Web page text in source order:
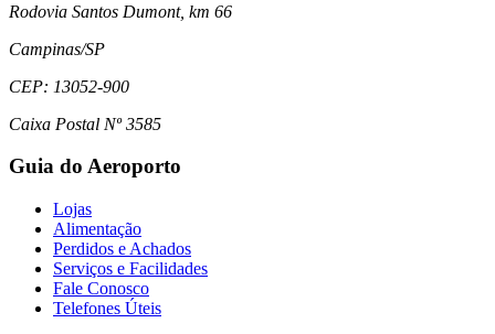
Rodovia Santos Dumont, km 66
Campinas/SP
CEP: 13052-900
Caixa Postal Nº 3585
Guia do Aeroporto
Lojas
Alimentação
Perdidos e Achados
Serviços e Facilidades
Fale Conosco
Telefones Úteis